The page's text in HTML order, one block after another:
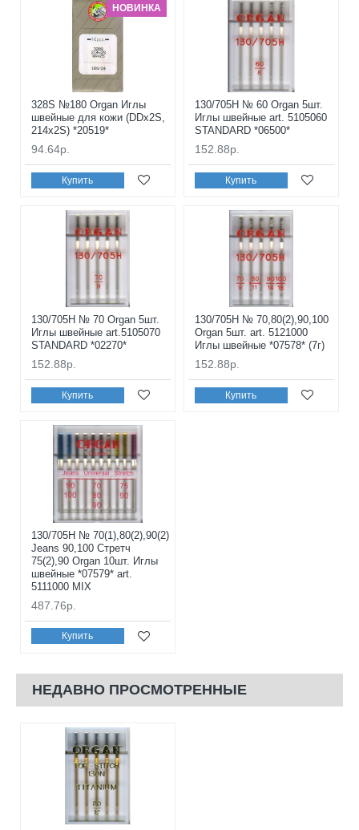
НОВИНКА
328S №180 Organ Иглы
швейные для кожи (DDx2S,
214x2S) *20519*
94.64р.
Купить
130/705H № 60 Organ 5шт.
Иглы швейные art. 5105060
STANDARD *06500*
152.88р.
Купить
130/705H № 70 Organ 5шт.
Иглы швейные art.5105070
STANDARD *02270*
152.88р.
Купить
130/705H № 70,80(2),90,100
Organ 5шт. art. 5121000
Иглы швейные *07578* (7г)
152.88р.
Купить
130/705H № 70(1),80(2),90(2)
Jeans 90,100 Стретч
75(2),90 Organ 10шт. Иглы
швейные *07579* art.
5111000 MIX
487.76р.
Купить
НЕДАВНО ПРОСМОТРЕННЫЕ